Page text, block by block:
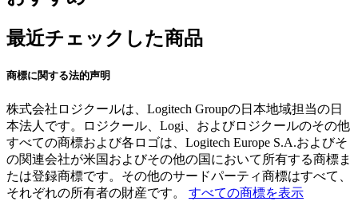
最近チェックした商品
商標に関する法的声明
株式会社ロジクールは、Logitech Groupの日本地域担当の日
本法人です。ロジクール、Logi、およびロジクールのその他
すべての商標および各ロゴは、Logitech Europe S.A.およびそ
の関連会社が米国およびその他の国において所有する商標ま
たは登録商標です。その他のサードパーティ商標はすべて、
それぞれの所有者の財産です。 すべての商標を表示